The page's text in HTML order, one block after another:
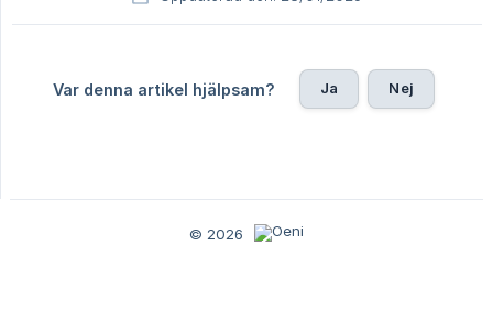
Var denna artikel hjälpsam? Ja Nej
© 2026